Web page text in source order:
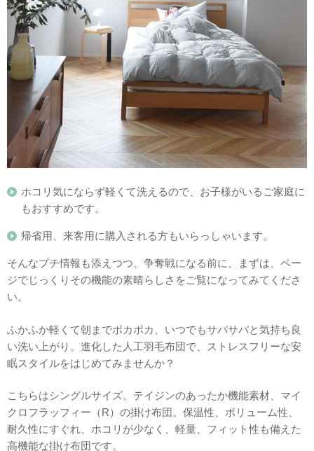
ホコリ気にならず軽くて洗えるので、お子様がいるご家庭に
もおすすめです。
帰省用、来客用に購入される方もいらっしゃいます。
そんなプチ情報も添えつつ、争奪戦になる前に、まずは、ペー
ジでじっくりその機能の素晴らしさをご覧になってみてくださ
い。
ふかふか軽くて朝までポカポカ、いつでもサバサバと気持ち良
い洗い上がり。進化した人工羽毛布団で、ストレスフリーな安
眠スタイルをはじめてみませんか？
こちらはシングルサイズ。テイジンのあったか機能素材、マイ
クロフラッフィー（R）の掛け布団。保温性、ボリューム性、
耐久性にすぐれ、ホコリが少なく、軽量、フィット性も備えた
高機能な掛け布団です。